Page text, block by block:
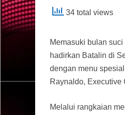
34 total views
Memasuki bulan
hadirkan Batalin di
dengan menu
Raynaldo, Executive
Melalui rangkaian